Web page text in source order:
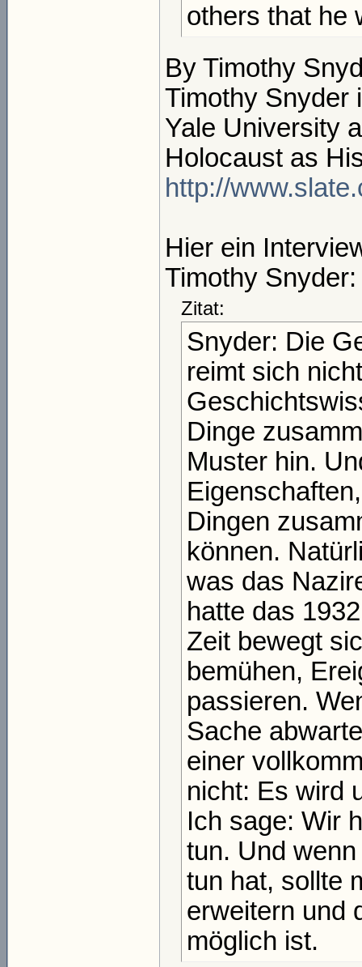
others that he
By Timothy
Timothy Snyder
Yale University
Holocaust as
http://
Hier ein
Timothy Snyder:
Zitat:
Snyder: Die
reimt sich
Dinge
Muster hin.
Dingen
können.
was das
hatte das
Zeit bewegt
bemühen,
passieren.
Sache
einer
nicht: Es wird
Ich sage: Wir
tun. Und
tun hat, sollte
erweitern und
möglich ist.